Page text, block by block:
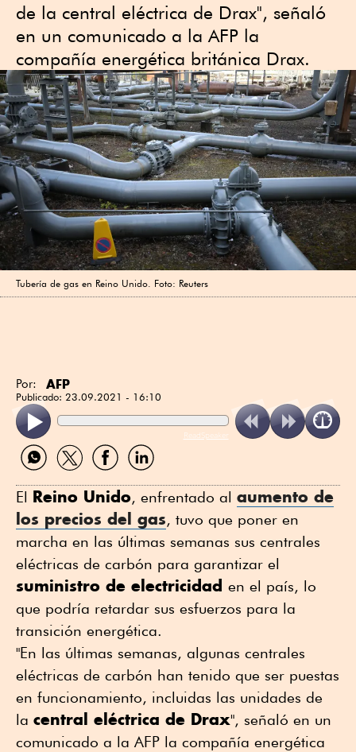
de la central eléctrica de Drax", señaló
en un comunicado a la AFP la
compañía energética británica Drax.
Tubería de gas en Reino Unido. Foto: Reuters
Por: AFP
Publicado: 23.09.2021 - 16:10
ReadSpeaker
Compartir
por
Compartir
por
Compartir
por
Compartir
por
El Reino Unido, enfrentado al aumento de
los precios del gas, tuvo que poner en
marcha en las últimas semanas sus centrales
eléctricas de carbón para garantizar el
suministro de electricidad en el país, lo
que podría retardar sus esfuerzos para la
transición energética.
"En las últimas semanas, algunas centrales
eléctricas de carbón han tenido que ser puestas
en funcionamiento, incluidas las unidades de
la central eléctrica de Drax", señaló en un
comunicado a la AFP la compañía energética